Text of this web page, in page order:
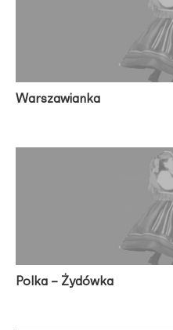
Warszawianka
Polka – Żydówka